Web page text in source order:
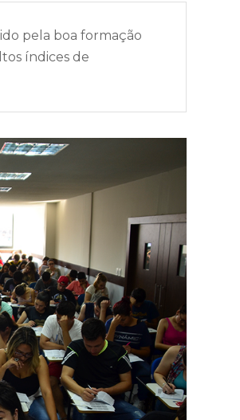
pela boa formação
índices de